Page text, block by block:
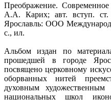
Преображение.
А.А. Карих; авт. вступ.
Ярославль: ООО
с., ил.
Альбом издан по
прошедшей в городе
посвящено церковному
оборванных нитей
духовным
национальных школ